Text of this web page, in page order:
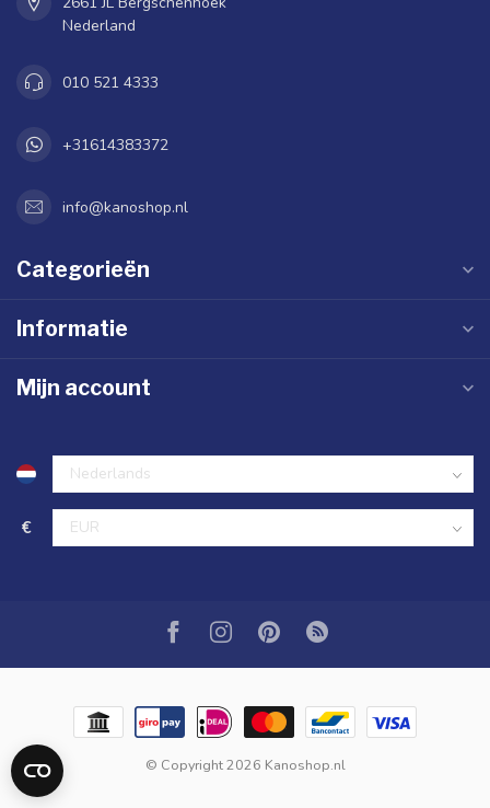
Nederland
010 521 4333
+31614383372
info@kanoshop.nl
Categorieën
Informatie
Mijn account
€
© Copyright 2026 Kanoshop.nl